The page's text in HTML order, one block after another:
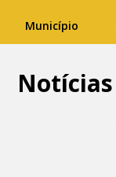
Município
Notícias